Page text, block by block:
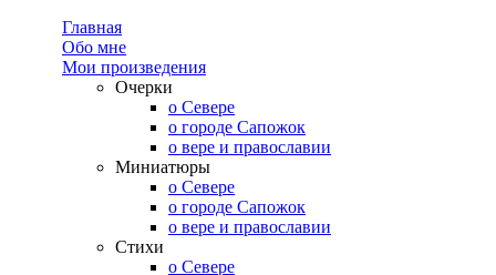
Главная
Обо мне
Мои произведения
Очерки
о Севере
о городе Сапожок
о вере и православии
Миниатюры
о Севере
о городе Сапожок
о вере и православии
Стихи
о Севере